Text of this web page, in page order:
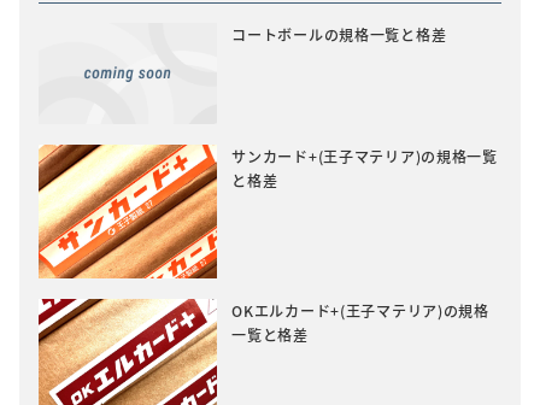
コートボールの規格一覧と格差
サンカード+(王子マテリア)の規格一覧
と格差
OKエルカード+(王子マテリア)の規格
一覧と格差